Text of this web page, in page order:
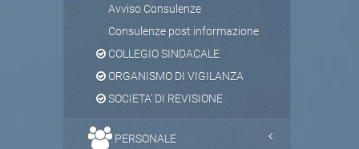
Avviso Consulenze
Consulenze post informazione
COLLEGIO SINDACALE
ORGANISMO DI VIGILANZA
SOCIETA' DI REVISIONE
PERSONALE